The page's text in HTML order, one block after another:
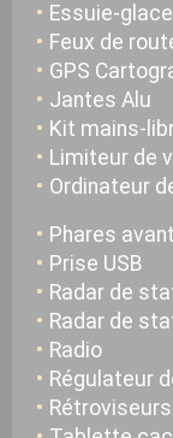
Essuie-
Feux de
GPS
Jantes Alu
Kit mains-
Limiteur de
Ordinateur
Phares
Prise USB
Radar de
Radar de
Radio
Régulateur